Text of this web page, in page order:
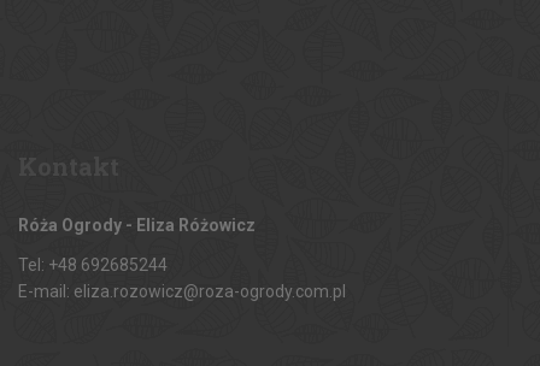
Róża Ogrody - Eliza Różowicz
Tel: +48 692685244
E-mail: eliza.rozowicz@roza-ogrody.com.pl